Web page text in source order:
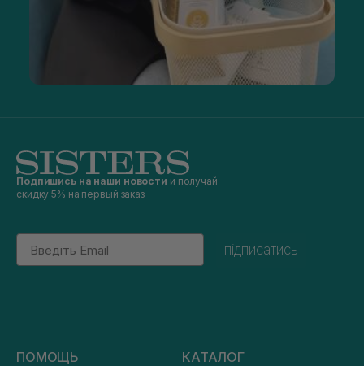
Подпишись на наши новости и получай
скидку 5% на первый заказ
Email
підписатись
ПОМОЩЬ КАТАЛОГ